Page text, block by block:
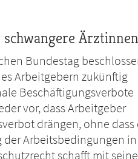
Ärztinnen
Bundestag
Arbeitgebern zukünftig
Beschäftigungsverbote
vor, dass Arbeitgeber
drängen, ohne dass
der Arbeitsbedingungen in
schafft mit